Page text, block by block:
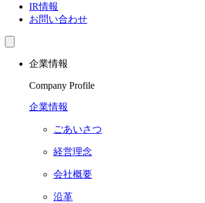
IR情報
お問い合わせ
企業情報
Company Profile
企業情報
ごあいさつ
経営理念
会社概要
沿革